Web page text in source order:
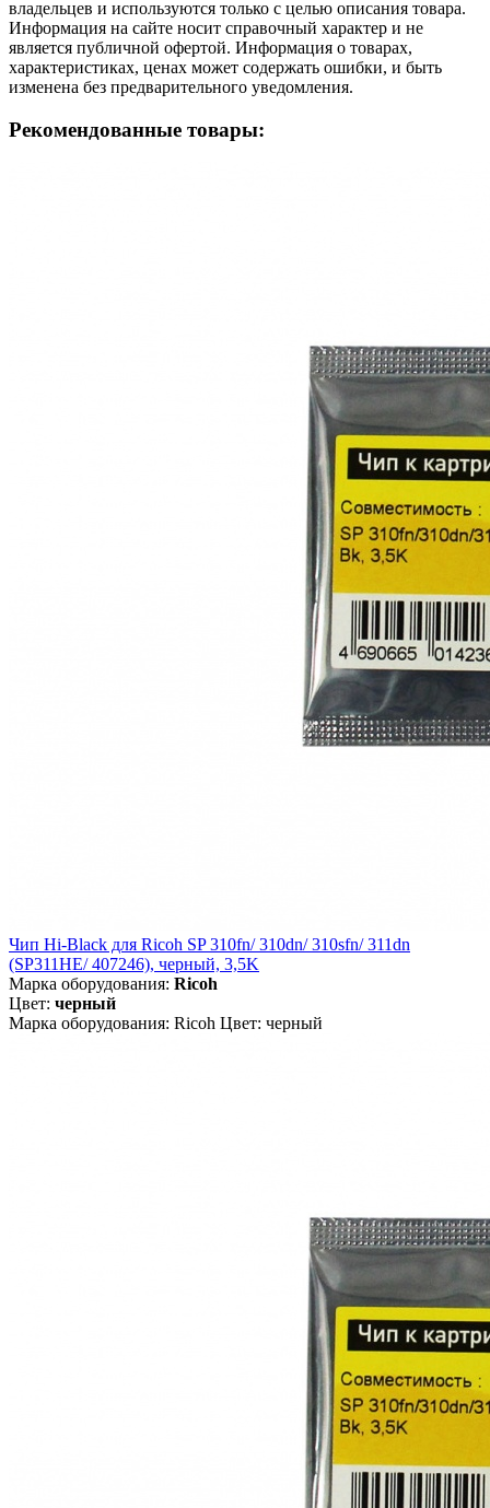
владельцев и используются только с целью описания товара.
Информация на сайте носит справочный характер и не
является публичной офертой. Информация о товарах,
характеристиках, ценах может содержать ошибки, и быть
изменена без предварительного уведомления.
Рекомендованные товары:
Чип Hi-Black для Ricoh SP 310fn/ 310dn/ 310sfn/ 311dn
(SP311HE/ 407246), черный, 3,5K
Марка оборудования: Ricoh
Цвет: черный
Марка оборудования: Ricoh Цвет: черный